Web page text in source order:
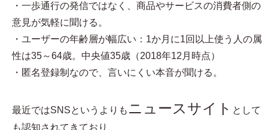
・一歩通行の発信ではなく、商品やサービスの消費者側の
意見が気軽に聞ける。
・ユーザーの年齢層が幅広い：1か月に1回以上使う人の属
性は35～64歳。中央値35歳（2018年12月時点）
・匿名登録制なので、言いにくい本音が聞ける。
最近ではSNSというよりも ニュースサイト として
も認知されてきており、